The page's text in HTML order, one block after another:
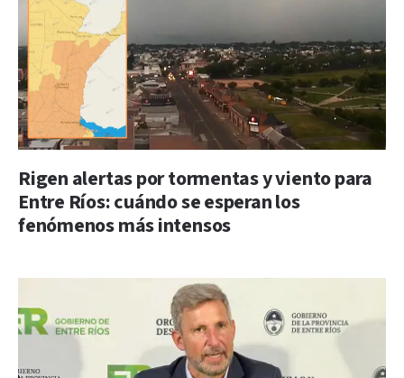
Rigen alertas por tormentas y viento para
Entre Ríos: cuándo se esperan los
fenómenos más intensos